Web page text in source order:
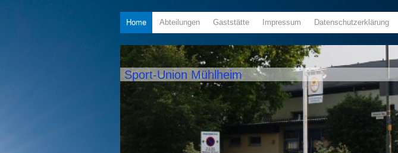
Home Abteilungen Gaststätte Impressum Datenschutzerklärung
Sport-Union Mühlheim